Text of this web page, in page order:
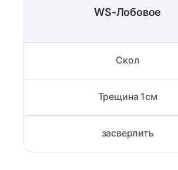
WS-Лобовое
Скол
Трещина 1см
засверлить